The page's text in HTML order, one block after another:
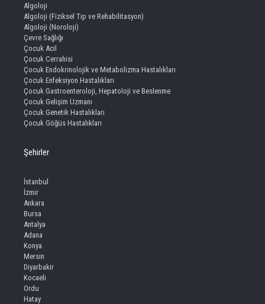
Algoloji
Algoloji (Fiziksel Tıp ve Rehabilitasyon)
Algoloji (Noroloji)
Çevre Sağlığı
Çocuk Acil
Çocuk Cerrahisi
Çocuk Endokrinolojik ve Metabolizma Hastalıkları
Çocuk Enfeksiyon Hastalıkları
Çocuk Gastroenteroloji, Hepatoloji ve Beslenme
Çocuk Gelişim Uzmanı
Çocuk Genetik Hastalıkları
Çocuk Göğüs Hastalıkları
Şehirler
İstanbul
İzmir
Ankara
Bursa
Antalya
Adana
Konya
Mersin
Diyarbakir
Kocaeli
Ordu
Hatay